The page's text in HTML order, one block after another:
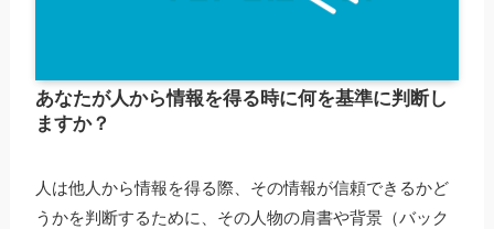
あなたが人から情報を得る時に何を基準に判断し
ますか？
人は他人から情報を得る際、その情報が信頼できるかど
うかを判断するために、その人物の肩書や背景（バック